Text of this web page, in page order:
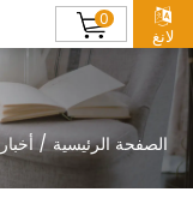
لانغ
0
الصفحة الرئيسية/أخبار